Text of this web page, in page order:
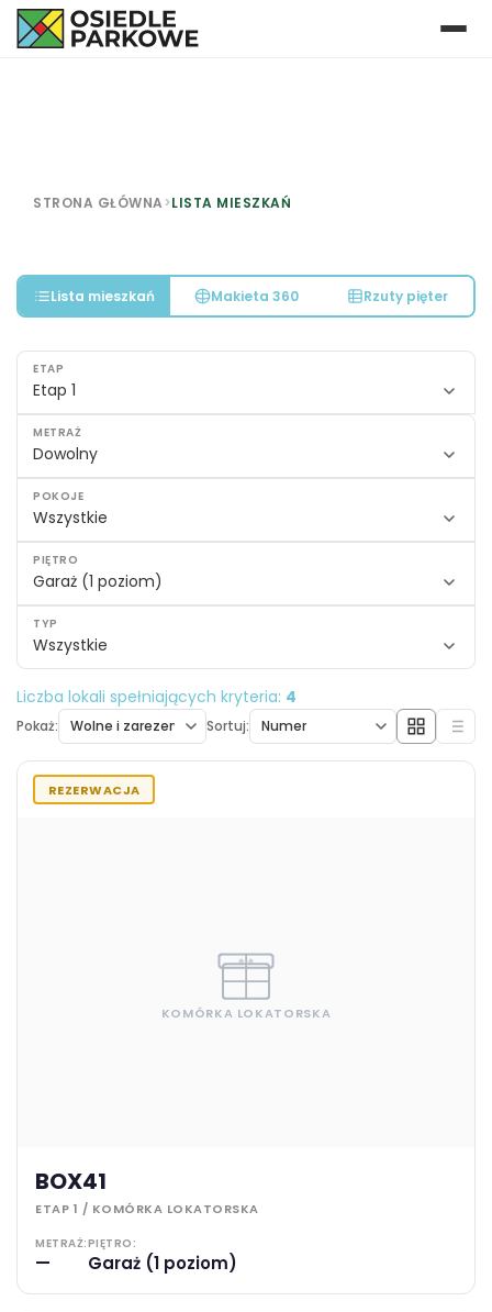
STRONA GŁÓWNA>LISTA MIESZKAŃ
Lista mieszkań Makieta 360 Rzuty pięter
ETAP
Etap 1
METRAŻ
Dowolny
POKOJE
Wszystkie
PIĘTRO
Garaż (1 poziom)
TYP
Wszystkie
Liczba lokali spełniających kryteria: 4
Pokaż: Sortuj:
REZERWACJA
KOMÓRKA LOKATORSKA
BOX41
ETAP 1 / KOMÓRKA LOKATORSKA
METRAŻ:
—
PIĘTRO:
Garaż (1 poziom)